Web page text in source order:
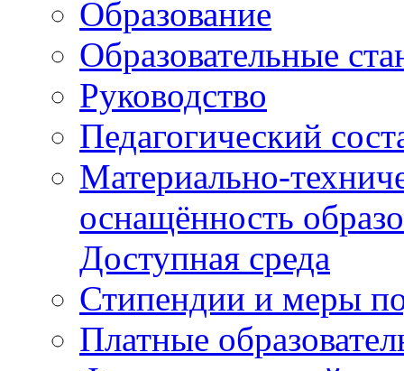
Образование
Образовательные
Руководство
Педагогический
Материально-
оснащённость
Доступная среда
Стипендии и меры
Платные